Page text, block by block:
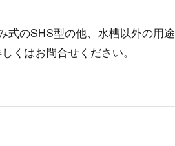
式のSHS型の他、水槽以外の用途
くはお問合せください。